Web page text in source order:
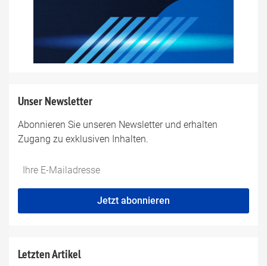
Unser Newsletter
Abonnieren Sie unseren Newsletter und erhalten
Zugang zu exklusiven Inhalten.
Do
fill
*Ihre
Mailadresse:
Jetzt abonnieren
Letzten Artikel